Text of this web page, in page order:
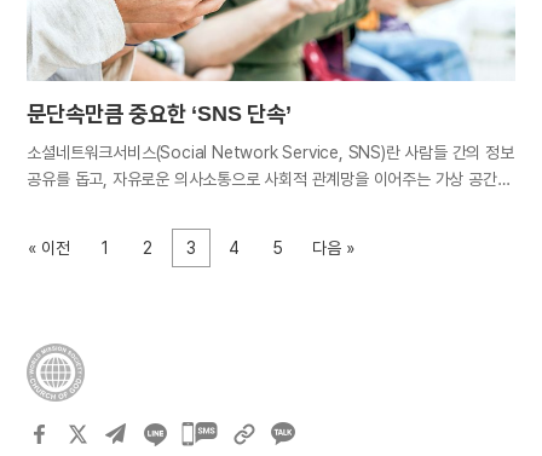
가정은 편안히 쉴 수…
문단속만큼 중요한 ‘SNS 단속’
소셜네트워크서비스(Social Network Service, SNS)란 사람들 간의 정보
공유를 돕고, 자유로운 의사소통으로 사회적 관계망을 이어주는 가상 공간을
종류도 다양하다. 스마트폰 보급이 증가함에 따라 시간과 장소에 구애받지
않고 SNS를 이용할 수 있게 되어, 이제는 현대인의 일상에서 떼려야 뗄 수
‘사람들과의 커뮤니케이션’이 63.2퍼센트로 가장 높았다. 이어, 다양한 정보
및 트렌드 파악(60.7%), 심심해서(46.9%), 자신의 일상 기록 및 공유
(38.6%), 이벤트 참여(23.2%), 안 하면 시대에 뒤처지는 것 같아서(7.7%)
순으로 나타났다. 설문조사 결과가 보여주는 것처럼 SNS의 매력은 언제
« 이전 1 2 3 4 5 다음 »
카카오톡